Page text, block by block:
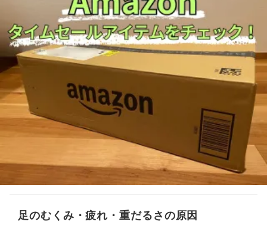
足のむくみ・疲れ・重だるさの原因